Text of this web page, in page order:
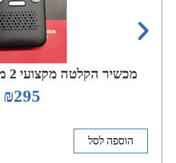
מכשיר הקלטה מקצועי 2 מיקרופונים 32 גיגה
₪295
הוספה לסל